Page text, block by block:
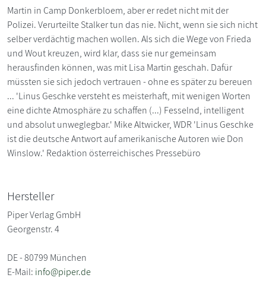
Martin in Camp Donkerbloem, aber er redet nicht mit der
Polizei. Verurteilte Stalker tun das nie. Nicht, wenn sie sich nicht
selber verdächtig machen wollen. Als sich die Wege von Frieda
und Wout kreuzen, wird klar, dass sie nur gemeinsam
herausfinden können, was mit Lisa Martin geschah. Dafür
müssten sie sich jedoch vertrauen - ohne es später zu bereuen
... 'Linus Geschke versteht es meisterhaft, mit wenigen Worten
eine dichte Atmosphäre zu schaffen (...) Fesselnd, intelligent
und absolut unweglegbar.' Mike Altwicker, WDR 'Linus Geschke
ist die deutsche Antwort auf amerikanische Autoren wie Don
Winslow.' Redaktion österreichisches Pressebüro
Hersteller
Piper Verlag GmbH
Georgenstr. 4
DE - 80799 München
E-Mail: info@piper.de